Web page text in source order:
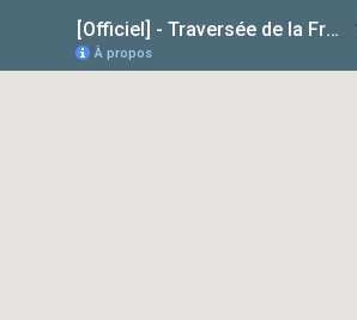
[Officiel] - Traversée de la France hyper-rurale _ La diagonale du vide
À propos